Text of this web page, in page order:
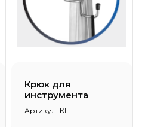
Крюк для
инструмента
Артикул: KI